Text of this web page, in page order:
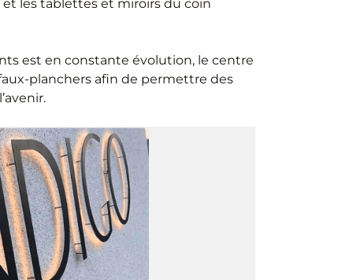
et les tablettes et miroirs du coin
est en constante évolution, le centre
planchers afin de permettre des